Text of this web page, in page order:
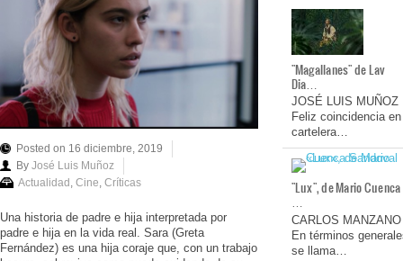
Posted on 16 diciembre, 2019
By José Luis Muñoz
Actualidad, Cine, Críticas
Una historia de padre e hija interpretada por
padre e hija en la vida real. Sara (Greta
Fernández) es una hija coraje que, con un trabajo
"Magallanes" de Lav
Dia…
JOSÉ LUIS MUÑOZ
Feliz coincidencia en
cartelera…
"Lux", de Mario Cuenca
…
CARLOS MANZANO
En términos
se llama…